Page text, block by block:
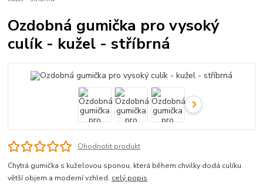
Ozdobná gumička pro vysoký
culík - kužel - stříbrná
Ohodnotit produkt
Chytrá gumička s kuželovou sponou, která během chvilky dodá culíku
větší objem a moderní vzhled. celý popis